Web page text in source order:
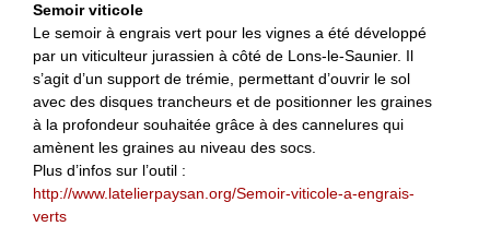
Semoir viticole
Le semoir à engrais vert pour les vignes a été développé
par un viticulteur jurassien à côté de Lons-le-Saunier. Il
s’agit d’un support de trémie, permettant d’ouvrir le sol
avec des disques trancheurs et de positionner les graines
à la profondeur souhaitée grâce à des cannelures qui
amènent les graines au niveau des socs.
Plus d’infos sur l’outil :
http://www.latelierpaysan.org/Semoir-viticole-a-engrais-
verts